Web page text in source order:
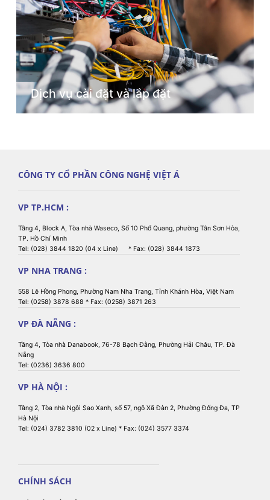
Dịch vụ cài đặt và lắp đặt
CÔNG TY CỔ PHẦN CÔNG NGHỆ VIỆT Á
VP TP.HCM :
Tầng 4, Block A, Tòa nhà Waseco, Số 10 Phổ Quang, phường Tân Sơn Hòa,
TP. Hồ Chí Minh
Tel: (028) 3844 1820 (04 x Line) * Fax: (028) 3844 1873
VP NHA TRANG :
558 Lê Hồng Phong, Phường Nam Nha Trang, Tỉnh Khánh Hòa, Việt Nam
Tel: (0258) 3878 688 * Fax: (0258) 3871 263
VP ĐÀ NẴNG :
Tầng 4, Tòa nhà Danabook, 76-78 Bạch Đằng, Phường Hải Châu, TP. Đà
Nẵng
Tel: (0236) 3636 800
VP HÀ NỘI :
Tầng 2, Tòa nhà Ngôi Sao Xanh, số 57, ngõ Xã Đàn 2, Phường Đống Đa, TP
Hà Nội
Tel: (024) 3782 3810 (02 x Line) * Fax: (024) 3577 3374
CHÍNH SÁCH